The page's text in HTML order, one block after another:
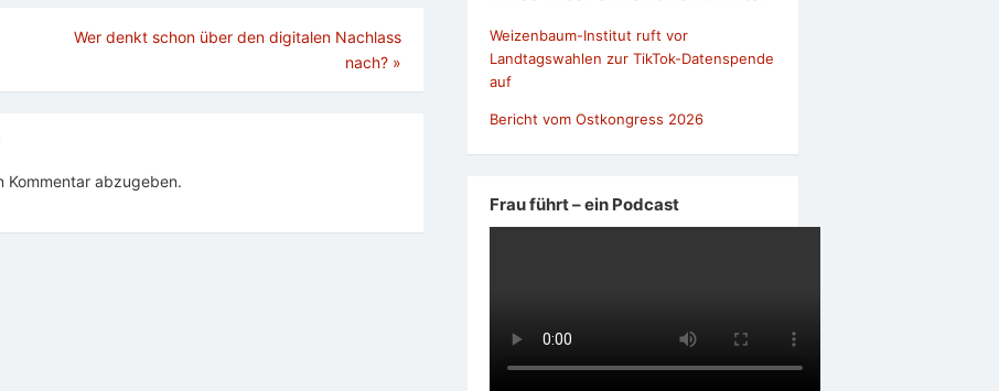
Wer denkt schon über den digitalen Nachlass
nach? »
Kommentar abzugeben.
Weizenbaum-Institut ruft vor
Landtagswahlen zur TikTok-Datenspende
auf
Bericht vom Ostkongress 2026
Frau führt – ein Podcast